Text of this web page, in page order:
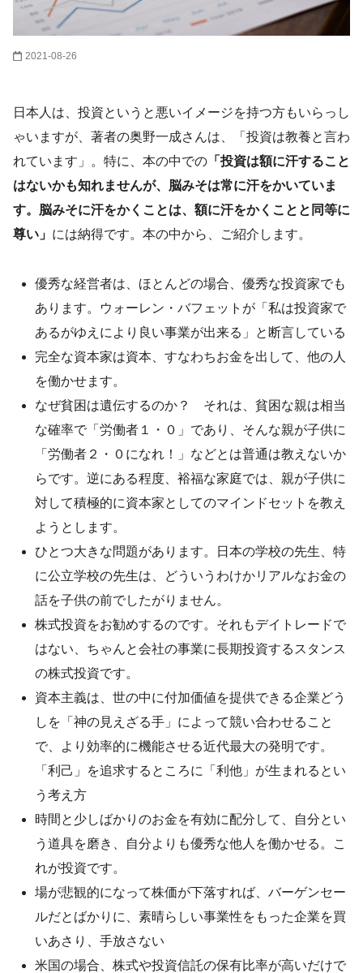
2021-08-26
日本人は、投資というと悪いイメージを持つ方もいらっし
ゃいますが、著者の奥野一成さんは、「投資は教養と言わ
れています」。特に、本の中での 「投資は額に汗すること
はないかも知れませんが、脳みそは常に汗をかいていま
す。脳みそに汗をかくことは、額に汗をかくことと同等に
尊い」 には納得です。本の中から、ご紹介します。
優秀な経営者は、ほとんどの場合、優秀な投資家でも
あります。ウォーレン・バフェットが「私は投資家で
あるがゆえにより良い事業が出来る」と断言している
完全な資本家は資本、すなわちお金を出して、他の人
を働かせます。
なぜ貧困は遺伝するのか？ それは、貧困な親は相当
な確率で「労働者１・０」であり、そんな親が子供に
「労働者２・０になれ！」などとは普通は教えないか
らです。逆にある程度、裕福な家庭では、親が子供に
対して積極的に資本家としてのマインドセットを教え
ようとします。
ひとつ大きな問題があります。日本の学校の先生、特
に公立学校の先生は、どういうわけかリアルなお金の
話を子供の前でしたがりません。
株式投資をお勧めするのです。それもデイトレードで
はない、ちゃんと会社の事業に長期投資するスタンス
の株式投資です。
資本主義は、世の中に付加価値を提供できる企業どう
しを「神の見えざる手」によって競い合わせること
で、より効率的に機能させる近代最大の発明です。
「利己」を追求するところに「利他」が生まれるとい
う考え方
時間と少しばかりのお金を有効に配分して、自分とい
う道具を磨き、自分よりも優秀な他人を働かせる。こ
れが投資です。
場が悲観的になって株価が下落すれば、バーゲンセー
ルだとばかりに、素晴らしい事業性をもった企業を買
いあさり、手放さない
米国の場合、株式や投資信託の保有比率が高いだけで